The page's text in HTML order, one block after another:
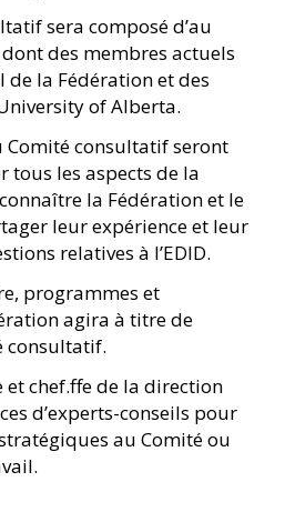
sera composé d’au
des membres actuels
de la Fédération et des
of Alberta.
Comité consultatif seront
tous les aspects de la
la Fédération et le
leur expérience et leur
relatives à l’EDID.
programmes et
agira à titre de
consultatif.
et chef.ffe de la direction
d’experts-conseils pour
au Comité ou